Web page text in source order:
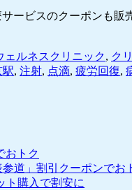
ービスのクーポンも
ェルネスクリニック, ク
駅, 注射, 点滴, 疲労回復,
おトク
道」割引クーポンでお
ト購入で割安に